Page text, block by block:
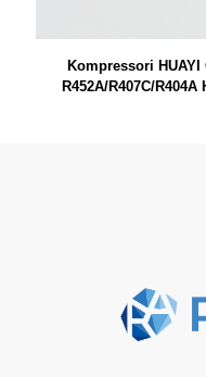
Kompressori HUAYI
R452A/R407C/R404A